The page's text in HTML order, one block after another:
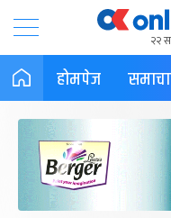
२२
होमपेज